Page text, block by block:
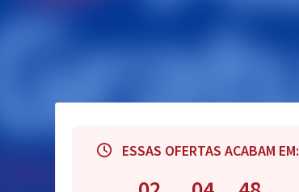
ESSAS OFERTAS ACABAM EM: